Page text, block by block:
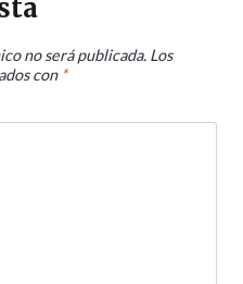
no será publicada. Los
con *